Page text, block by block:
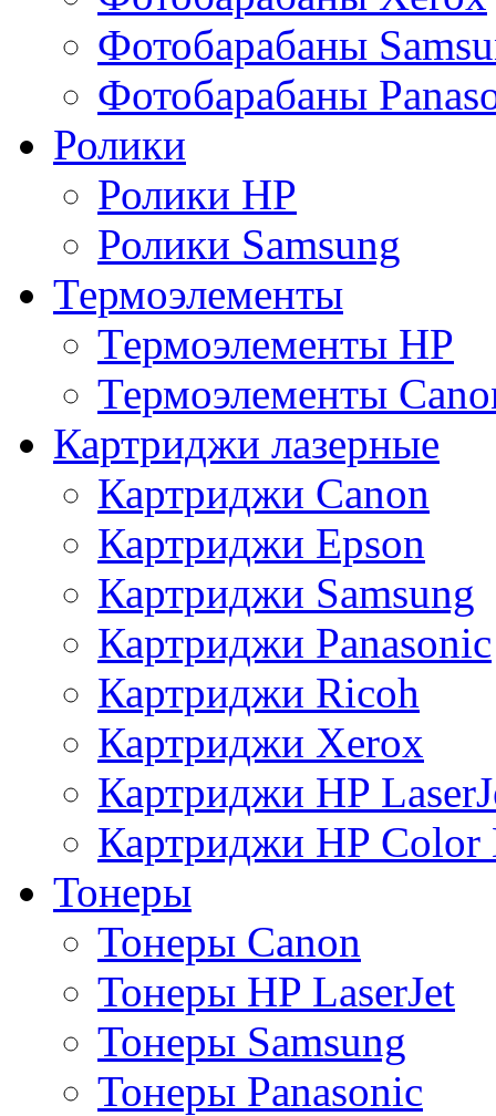
Фотобарабаны
Фотобарабаны
Ролики
Ролики HP
Ролики Samsung
Термоэлементы
Термоэлементы HP
Термоэлементы
Картриджи лазерные
Картриджи Canon
Картриджи Epson
Картриджи Samsung
Картриджи Panasonic
Картриджи Ricoh
Картриджи Xerox
Картриджи HP
Картриджи HP Color
Тонеры
Тонеры Canon
Тонеры HP LaserJet
Тонеры Samsung
Тонеры Panasonic